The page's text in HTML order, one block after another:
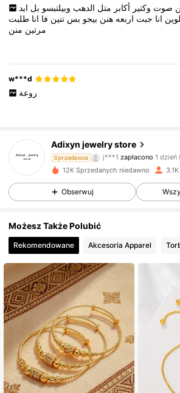
صوت وكتير أكابر متل الدهب وبيلتبسو بل ايد
انا جبت اربعه هنن بيجو بس تنين فا انا طلبت
مرتين منن
w***d
روعة
Adixyn jewelry store
Sprzedawca
4,88
1.3K Obserwujący
j***1 zapłacono 1 dzień
4,88
4,88 1.3K Obserwujący
4,88 1.3K Obserwujący
4,88 1.3K Obserwujący
4,88 1.3K Obserwujący
12K Sprzedanych niedawno
Obserwuj
Możesz Także Polubić
Rekomendowane Akcesoria Apparel